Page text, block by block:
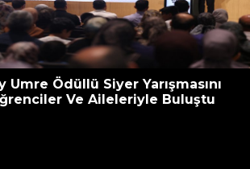
Umre Ödüllü Siyer Yarışmasını
Ve Aileleriyle Buluştu